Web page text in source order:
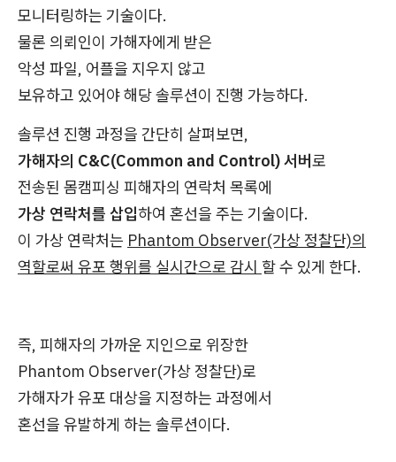
모니터링하는 기술이다.
물론 의뢰인이 가해자에게 받은
악성 파일, 어플을 지우지 않고
보유하고 있어야 해당 솔루션이 진행 가능하다.
솔루션 진행 과정을 간단히 살펴보면,
가해자의 C&C(Common and Control) 서버로
전송된 몸캠피싱 피해자의 연락처 목록에
가상 연락처를 삽입하여 혼선을 주는 기술이다.
이 가상 연락처는 Phantom Observer(가상 정찰단)의
역할로써 유포 행위를 실시간으로 감시 할 수 있게 한다.
즉, 피해자의 가까운 지인으로 위장한
Phantom Observer(가상 정찰단)로
가해자가 유포 대상을 지정하는 과정에서
혼선을 유발하게 하는 솔루션이다.